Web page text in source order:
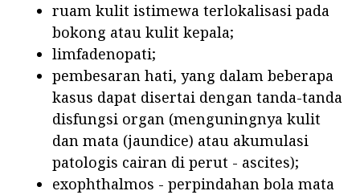
ruam kulit istimewa terlokalisasi pada
bokong atau kulit kepala;
limfadenopati;
pembesaran hati, yang dalam beberapa
kasus dapat disertai dengan tanda-tanda
disfungsi organ (menguningnya kulit
dan mata (jaundice) atau akumulasi
patologis cairan di perut - ascites);
exophthalmos - perpindahan bola mata